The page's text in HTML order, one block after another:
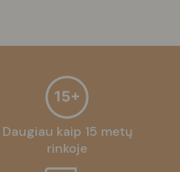
Daugiau kaip 15 metų
rinkoje